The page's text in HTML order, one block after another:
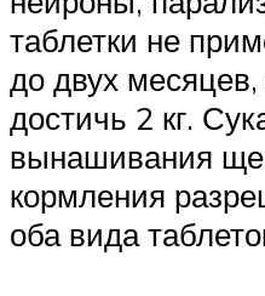
таблетки не
до двух
достичь 2 кг.
вынашивания
кормления
оба вида